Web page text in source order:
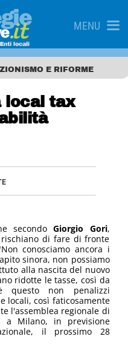
MENU
E RIFORME
local tax
secondoGiorgio Gori,
di fare di fronte
conosciamo ancora i
sinora, non possiamo
alla nascita del nuovo
ridotte le tasse, così da
questo non penalizzi
locali, così faticosamente
l'assemblea regionale di
a Milano, in previsione
il prossimo 28